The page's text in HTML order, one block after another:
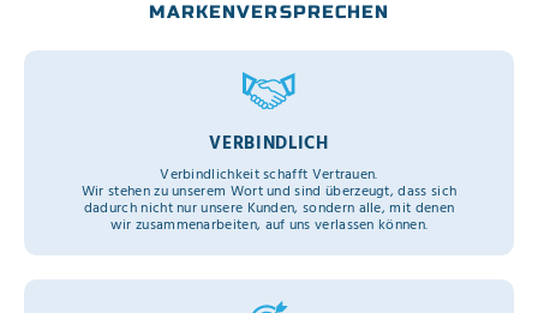
MARKENVERSPRECHEN
VERBINDLICH
Verbindlichkeit schafft Vertrauen.
Wir stehen zu unserem Wort und sind überzeugt, dass sich
dadurch nicht nur unsere Kunden, sondern alle, mit denen
wir zusammenarbeiten, auf uns verlassen können.